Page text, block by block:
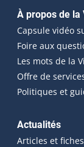
À propos de
Capsule vidéo
Foire aux
Les mots de la
Offre de
Politiques et
Actualités
Articles et